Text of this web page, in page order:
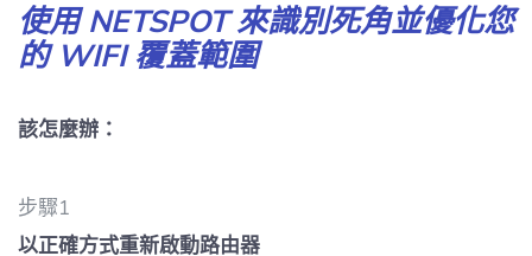
使用 NETSPOT 來識別死角並優化您
的 WIFI 覆蓋範圍
該怎麼辦：
步驟1
以正確方式重新啟動路由器